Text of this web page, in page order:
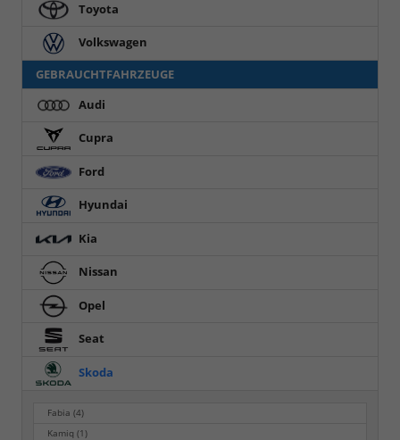
Toyota
Volkswagen
GEBRAUCHTFAHRZEUGE
Audi
Cupra
Ford
Hyundai
Kia
Nissan
Opel
Seat
Skoda
Fabia(4)
Kamiq(1)